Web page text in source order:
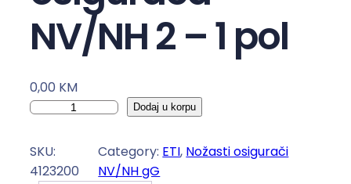
NV/NH 2 – 1 pol
0,00 KM
P
s
t
Dodaj u korpu
SKU:
4123200
Category: ETI, Nožasti osigurači
NV/NH gG